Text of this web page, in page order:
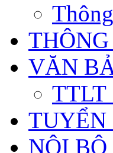
VĂN
TUYỂN
NỘI BỘ